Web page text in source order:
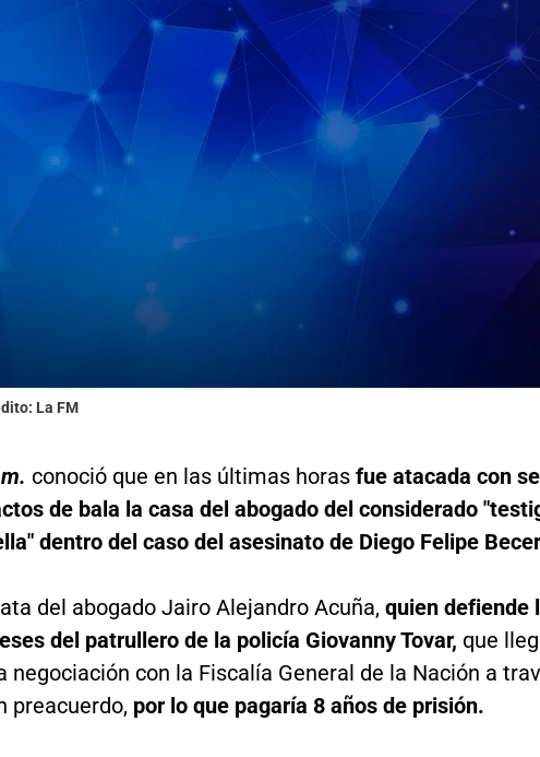
La FM
conoció que en las últimas horas fue atacada con
de bala la casa del abogado del considerado
dentro del caso del asesinato de Diego Felipe
del abogado Jairo Alejandro Acuña, quien defiende
del patrullero de la policía Giovanny Tovar, que
negociación con la Fiscalía General de la Nación a
preacuerdo, por lo que pagaría 8 años de prisión.